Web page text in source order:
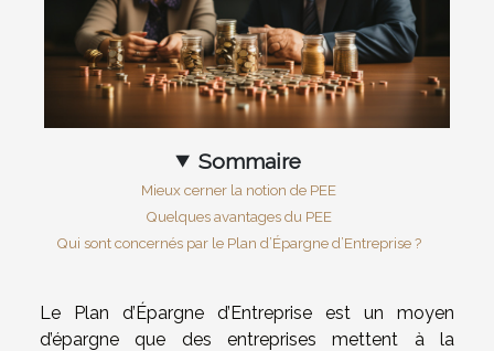
Sommaire
Mieux cerner la notion de PEE
Quelques avantages du PEE
Qui sont concernés par le Plan d’Épargne d’Entreprise ?
Le Plan d’Épargne d’Entreprise est un moyen
d’épargne que des entreprises mettent à la